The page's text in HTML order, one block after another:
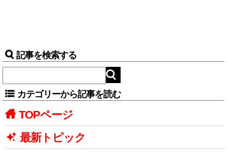
記事を検索する
カテゴリーから記事を読む
TOPページ
最新トピック